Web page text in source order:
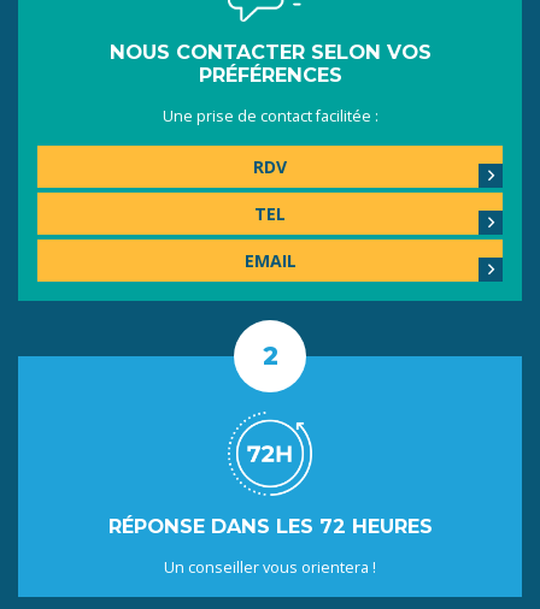
NOUS CONTACTER SELON VOS
PRÉFÉRENCES
Une prise de contact facilitée :
RDV
TEL
EMAIL
RÉPONSE DANS LES 72 HEURES
Un conseiller vous orientera !